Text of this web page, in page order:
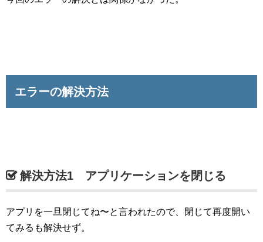
エラーの解決方法
解決方法1 アプリケーションを閉じる
アプリを一旦閉じてね〜と言われたので、閉じて再度開い
てみるも解決せず。